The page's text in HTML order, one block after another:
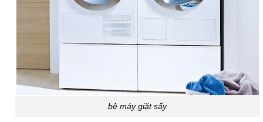
bệ máy giặt sấy